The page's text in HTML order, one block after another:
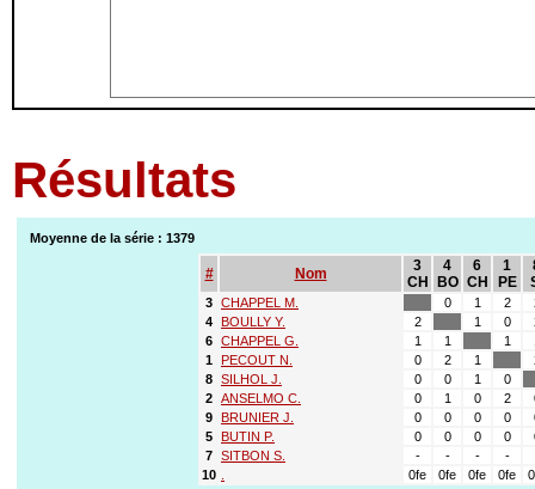
Résultats
Moyenne de la série : 1379
# Nom
3
CH
4
BO
6
CH
1
PE
3 CHAPPEL M. 0 1 2
4
BOULLY Y. 2 1 0
6 CHAPPEL G. 1 1 1
1
PECOUT N. 0 2 1
8 SILHOL J. 0 0 1
0
2 ANSELMO C. 0 1 0 2
9
BRUNIER J. 0 0 0 0
5
BUTIN P. 0 0 0 0
7 SITBON S. - - - -
10
0fe 0fe 0fe 0fe